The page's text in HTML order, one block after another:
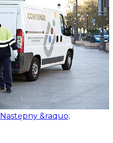
Następny &raquo;